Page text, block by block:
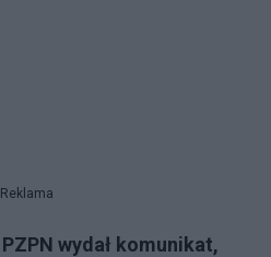
Reklama
PZPN wydał komunikat,